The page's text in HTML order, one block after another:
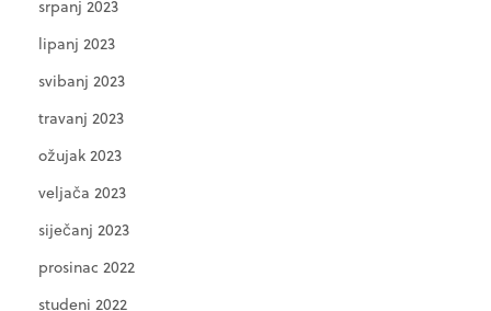
srpanj 2023
lipanj 2023
svibanj 2023
travanj 2023
ožujak 2023
veljača 2023
siječanj 2023
prosinac 2022
studeni 2022